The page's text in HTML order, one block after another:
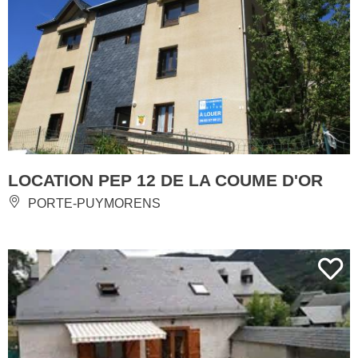
LOCATION PEP 12 DE LA COUME D'OR
PORTE-PUYMORENS